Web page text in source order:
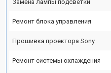
Замена лампы подсветки
Ремонт блока управления
Прошивка проектора Sony
Ремонт системы охлаждения